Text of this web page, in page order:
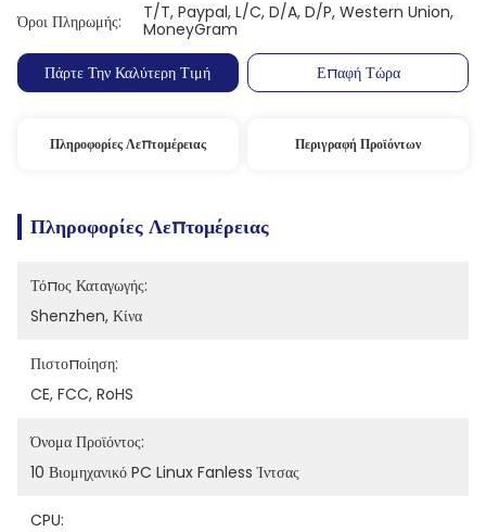
Όροι Πληρωμής:
T/T, Paypal, L/C, D/A, D/P, Western Union,
MoneyGram
Πάρτε Την Καλύτερη Τιμή
Επαφή Τώρα
Πληροφορίες Λεπτομέρειας Περιγραφή Προϊόντων
Πληροφορίες Λεπτομέρειας
Τόπος Καταγωγής:
Shenzhen, Κίνα
Πιστοποίηση:
CE, FCC, RoHS
Όνομα Προϊόντος:
10 Βιομηχανικό PC Linux Fanless Ίντσας
CPU: